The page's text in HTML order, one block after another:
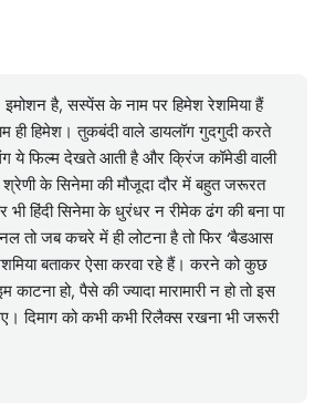
इमोशन है, सस्पेंस के नाम पर हिमेश रेशमिया हैं
ही हिमेश। तुकबंदी वाले डायलॉग गुदगुदी करते
ये फिल्म देखते आती है और क्रिंज कॉमेडी वाली
श्रेणी के सिनेमा की मौजूदा दौर में बहुत जरूरत
भी हिंदी सिनेमा के धुरंधर न रीमेक ढंग की बना पा
तो जब कचरे में ही लोटना है तो फिर ‘बैडआस
बताकर ऐसा करवा रहे हैं। करने को कुछ
काटना हो, पैसे की ज्यादा मारामारी न हो तो इस
दिमाग को कभी कभी रिलैक्स रखना भी जरूरी